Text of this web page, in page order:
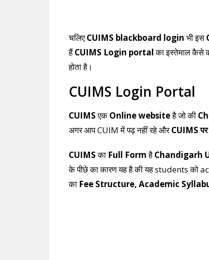
चलिएCUIMS blackboard login भी इस
हैंCUIMS Login portalका इस्तेमाल कैसे
होता है।
CUIMS Login Portal
CUIMSएक Online websiteहै जो की
अगर आप CUIM में पढ़ नहीं रहे औरCUIMS
CUIMSका Full FormहैChandigarh
के पीछे का कारण यह है की यह students
का Fee Structure, Academic